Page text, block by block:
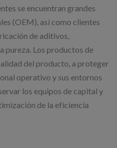
se encuentran grandes
(OEM), así como clientes
de aditivos,
pureza. Los productos de
del producto, a proteger
operativo y sus entornos
los equipos de capital y
de la eficiencia